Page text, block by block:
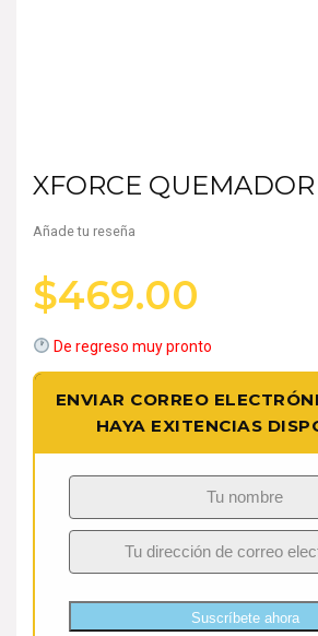
XFORCE
Añade tu reseña
$469.00
De regreso muy pronto
ENVIAR CORREO
HAYA EXITENCIAS
Suscríbete ahora